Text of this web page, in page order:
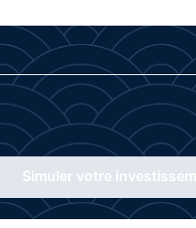
Simuler votre